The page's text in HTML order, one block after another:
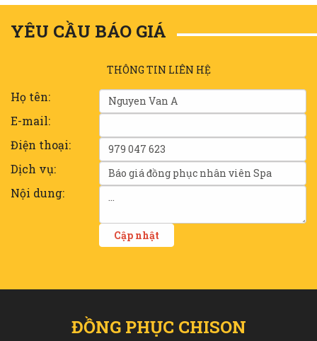
YÊU CẦU BÁO GIÁ
THÔNG TIN LIÊN HỆ
Họ tên:
E-mail:
Điện thoại:
Dịch vụ:
Nội dung:
ĐỒNG PHỤC CHISON